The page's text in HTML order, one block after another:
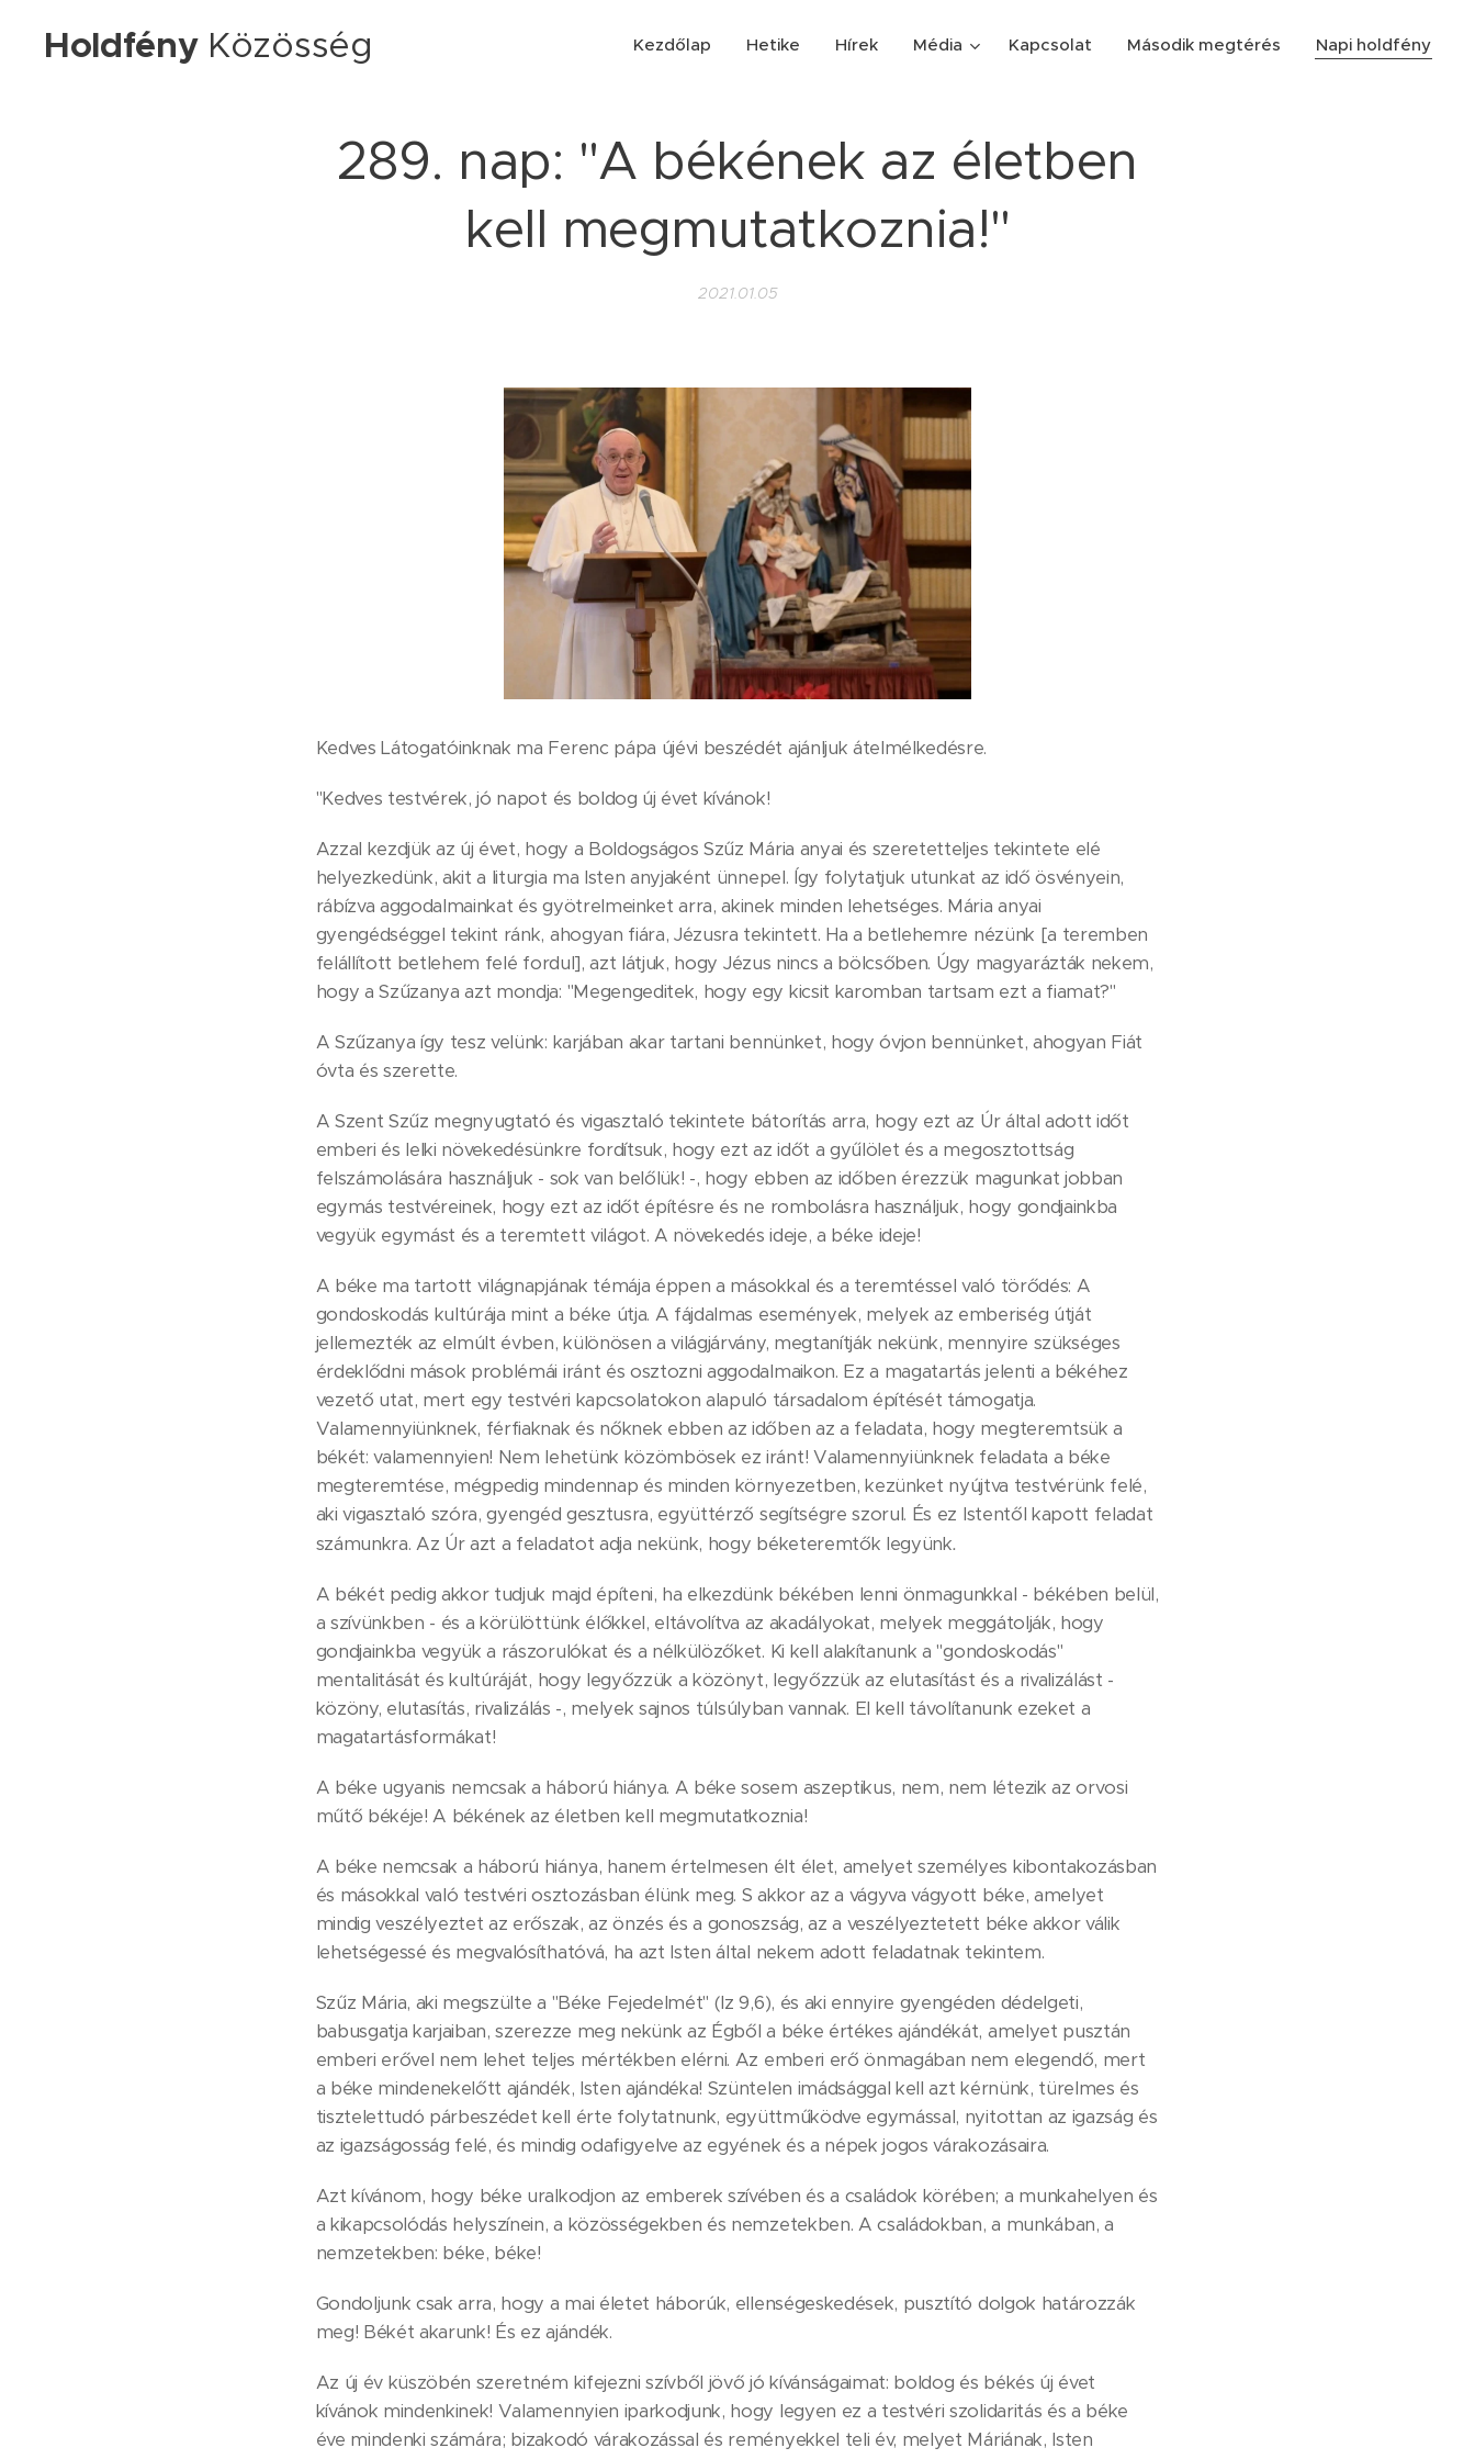
HoldfényKözösség Kezdőlap Hetike Hírek Média Kapcsolat Második megtérés Napi holdfény
289. nap: "A békének az életben
kell megmutatkoznia!"
2021.01.05
Kedves Látogatóinknak ma Ferenc pápa újévi beszédét ajánljuk átelmélkedésre.
"Kedves testvérek, jó napot és boldog új évet kívánok!
Azzal kezdjük az új évet, hogy a Boldogságos Szűz Mária anyai és szeretetteljes tekintete elé
helyezkedünk, akit a liturgia ma Isten anyjaként ünnepel. Így folytatjuk utunkat az idő ösvényein,
rábízva aggodalmainkat és gyötrelmeinket arra, akinek minden lehetséges. Mária anyai
gyengédséggel tekint ránk, ahogyan fiára, Jézusra tekintett. Ha a betlehemre nézünk [a teremben
felállított betlehem felé fordul], azt látjuk, hogy Jézus nincs a bölcsőben. Úgy magyarázták nekem,
hogy a Szűzanya azt mondja: "Megengeditek, hogy egy kicsit karomban tartsam ezt a fiamat?"
A Szűzanya így tesz velünk: karjában akar tartani bennünket, hogy óvjon bennünket, ahogyan Fiát
óvta és szerette.
A Szent Szűz megnyugtató és vigasztaló tekintete bátorítás arra, hogy ezt az Úr által adott időt
emberi és lelki növekedésünkre fordítsuk, hogy ezt az időt a gyűlölet és a megosztottság
felszámolására használjuk - sok van belőlük! -, hogy ebben az időben érezzük magunkat jobban
egymás testvéreinek, hogy ezt az időt építésre és ne rombolásra használjuk, hogy gondjainkba
vegyük egymást és a teremtett világot. A növekedés ideje, a béke ideje!
A béke ma tartott világnapjának témája éppen a másokkal és a teremtéssel való törődés: A
gondoskodás kultúrája mint a béke útja. A fájdalmas események, melyek az emberiség útját
jellemezték az elmúlt évben, különösen a világjárvány, megtanítják nekünk, mennyire szükséges
érdeklődni mások problémái iránt és osztozni aggodalmaikon. Ez a magatartás jelenti a békéhez
vezető utat, mert egy testvéri kapcsolatokon alapuló társadalom építését támogatja.
Valamennyiünknek, férfiaknak és nőknek ebben az időben az a feladata, hogy megteremtsük a
békét: valamennyien! Nem lehetünk közömbösek ez iránt! Valamennyiünknek feladata a béke
megteremtése, mégpedig mindennap és minden környezetben, kezünket nyújtva testvérünk felé,
aki vigasztaló szóra, gyengéd gesztusra, együttérző segítségre szorul. És ez Istentől kapott feladat
számunkra. Az Úr azt a feladatot adja nekünk, hogy béketeremtők legyünk.
A békét pedig akkor tudjuk majd építeni, ha elkezdünk békében lenni önmagunkkal - békében belül,
a szívünkben - és a körülöttünk élőkkel, eltávolítva az akadályokat, melyek meggátolják, hogy
gondjainkba vegyük a rászorulókat és a nélkülözőket. Ki kell alakítanunk a "gondoskodás"
mentalitását és kultúráját, hogy legyőzzük a közönyt, legyőzzük az elutasítást és a rivalizálást -
közöny, elutasítás, rivalizálás -, melyek sajnos túlsúlyban vannak. El kell távolítanunk ezeket a
magatartásformákat!
A béke ugyanis nemcsak a háború hiánya. A béke sosem aszeptikus, nem, nem létezik az orvosi
műtő békéje! A békének az életben kell megmutatkoznia!
A béke nemcsak a háború hiánya, hanem értelmesen élt élet, amelyet személyes kibontakozásban
és másokkal való testvéri osztozásban élünk meg. S akkor az a vágyva vágyott béke, amelyet
mindig veszélyeztet az erőszak, az önzés és a gonoszság, az a veszélyeztetett béke akkor válik
lehetségessé és megvalósíthatóvá, ha azt Isten által nekem adott feladatnak tekintem.
Szűz Mária, aki megszülte a "Béke Fejedelmét" (Iz 9,6), és aki ennyire gyengéden dédelgeti,
babusgatja karjaiban, szerezze meg nekünk az Égből a béke értékes ajándékát, amelyet pusztán
emberi erővel nem lehet teljes mértékben elérni. Az emberi erő önmagában nem elegendő, mert
a béke mindenekelőtt ajándék, Isten ajándéka! Szüntelen imádsággal kell azt kérnünk, türelmes és
tisztelettudó párbeszédet kell érte folytatnunk, együttműködve egymással, nyitottan az igazság és
az igazságosság felé, és mindig odafigyelve az egyének és a népek jogos várakozásaira.
Azt kívánom, hogy béke uralkodjon az emberek szívében és a családok körében; a munkahelyen és
a kikapcsolódás helyszínein, a közösségekben és nemzetekben. A családokban, a munkában, a
nemzetekben: béke, béke!
Gondoljunk csak arra, hogy a mai életet háborúk, ellenségeskedések, pusztító dolgok határozzák
meg! Békét akarunk! És ez ajándék.
Az új év küszöbén szeretném kifejezni szívből jövő jó kívánságaimat: boldog és békés új évet
kívánok mindenkinek! Valamennyien iparkodjunk, hogy legyen ez a testvéri szolidaritás és a béke
éve mindenki számára; bizakodó várakozással és reményekkel teli év, melyet Máriának, Isten